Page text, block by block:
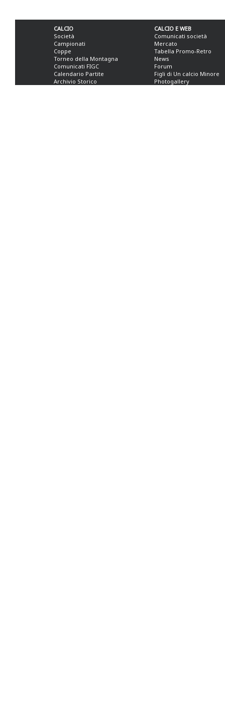
CALCIO
Società
Campionati
Coppe
Torneo della Montagna
Comunicati FIGC
Calendario Partite
Archivio Storico
CALCIO E WEB
Comunicati società
Mercato
Tabella Promo-Retro
News
Forum
Figli di Un calcio Minore
Photogallery